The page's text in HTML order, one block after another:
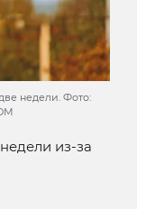
недели. Фото:
из-за